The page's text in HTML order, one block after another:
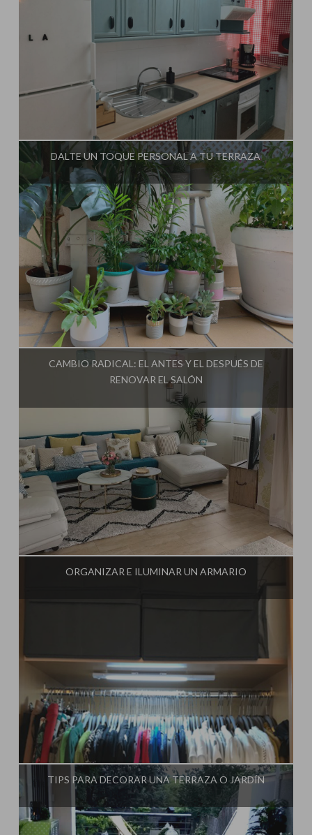
Influencer:Mimo de Mami
DALTE UN TOQUE PERSONAL A TU TERRAZA
Influencer: Mimo de Mami
CAMBIO RADICAL: EL ANTES Y EL DESPUÉS DE
RENOVAR EL SALÓN
Influencer:
ORGANIZAR E ILUMINAR UN ARMARIO
Influencer:Mimo de Mami
TIPS PARA DECORAR UNA TERRAZA O JARDÍN